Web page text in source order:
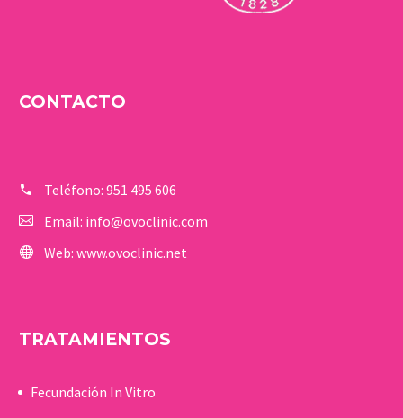
CONTACTO
Teléfono: 951 495 606
Email: info@ovoclinic.com
Web: www.ovoclinic.net
TRATAMIENTOS
Fecundación In Vitro